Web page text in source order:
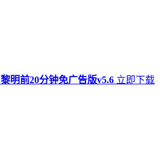
黎明前20分钟免广告版v5.6 立即下载